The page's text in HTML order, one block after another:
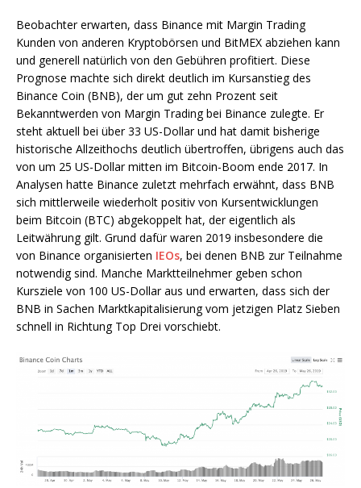
Beobachter erwarten, dass Binance mit Margin Trading
Kunden von anderen Kryptobörsen und BitMEX abziehen kann
und generell natürlich von den Gebühren profitiert. Diese
Prognose machte sich direkt deutlich im Kursanstieg des
Binance Coin (BNB), der um gut zehn Prozent seit
Bekanntwerden von Margin Trading bei Binance zulegte. Er
steht aktuell bei über 33 US-Dollar und hat damit bisherige
historische Allzeithochs deutlich übertroffen, übrigens auch das
von um 25 US-Dollar mitten im Bitcoin-Boom ende 2017. In
Analysen hatte Binance zuletzt mehrfach erwähnt, dass BNB
sich mittlerweile wiederholt positiv von Kursentwicklungen
beim Bitcoin (BTC) abgekoppelt hat, der eigentlich als
Leitwährung gilt. Grund dafür waren 2019 insbesondere die
von Binance organisierten IEOs, bei denen BNB zur Teilnahme
notwendig sind. Manche Marktteilnehmer geben schon
Kursziele von 100 US-Dollar aus und erwarten, dass sich der
BNB in Sachen Marktkapitalisierung vom jetzigen Platz Sieben
schnell in Richtung Top Drei vorschiebt.